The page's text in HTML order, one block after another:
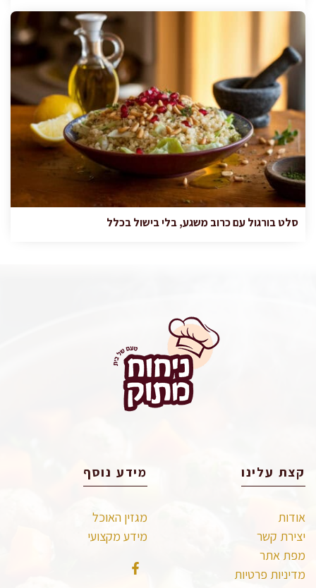
סלט בורגול עם כרוב משגע, בלי בישול בכלל
קצת עלינו
אודות
יצירת קשר
מפת אתר
מדיניות פרטיות
מידע נוסף
מגזין האוכל
מידע מקצועי